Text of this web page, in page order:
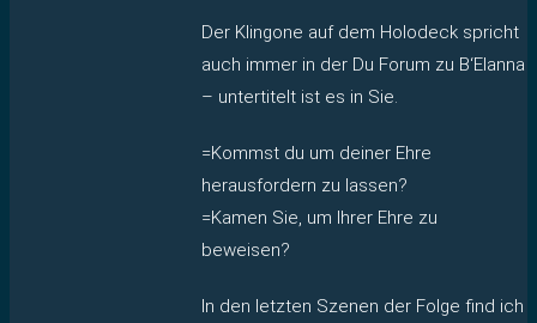
Der Klingone auf dem Holodeck spricht
auch immer in der Du Forum zu B‘Elanna
– untertitelt ist es in Sie.
=Kommst du um deiner Ehre
herausfordern zu lassen?
=Kamen Sie, um Ihrer Ehre zu
beweisen?
In den letzten Szenen der Folge find ich